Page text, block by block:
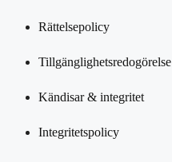
Rättelsepolicy
Tillgänglighetsredogörelse
Kändisar & integritet
Integritetspolicy